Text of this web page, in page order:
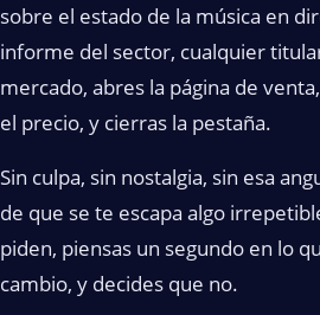
sobre el estado de la música en
informe del sector, cualquier
mercado, abres la página de
el precio, y cierras la pestaña.
Sin culpa, sin nostalgia, sin esa
de que se te escapa algo
piden, piensas un segundo en lo
cambio, y decides que no.